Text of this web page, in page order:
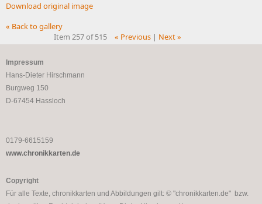
Download original image
« Back to gallery
Item 257 of 515
« Previous| Next »
Impressum
Hans-Dieter Hirschmann
Burgweg 150
D-67454 Hassloch
0179-6615159
www.chronikkarten.de
Copyright
Für alle Texte, chronikkarten und Abbildungen gilt: © "chronikkarten.de" bzw.